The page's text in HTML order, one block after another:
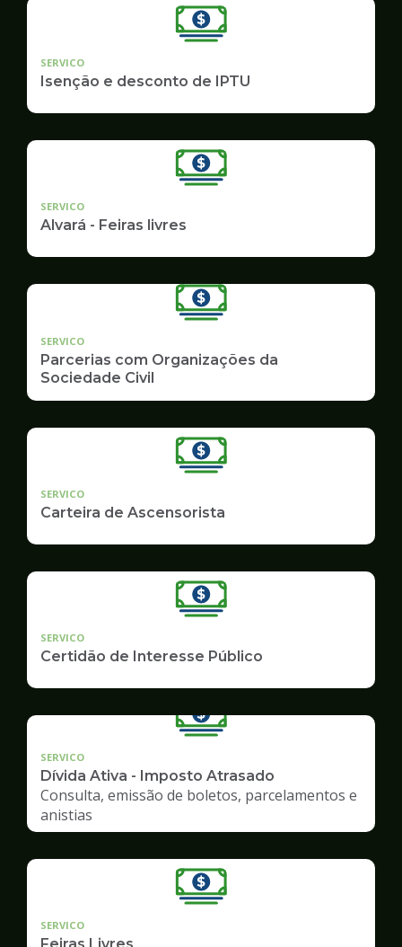
SERVICO
Isenção e desconto de IPTU
SERVICO
Alvará - Feiras livres
SERVICO
Parcerias com Organizações da
Sociedade Civil
SERVICO
Carteira de Ascensorista
SERVICO
Certidão de Interesse Público
SERVICO
Dívida Ativa - Imposto Atrasado
Consulta, emissão de boletos, parcelamentos e
anistias
SERVICO